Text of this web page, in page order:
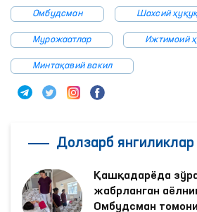
Омбудсман Шахсий
Мурожаатлар Ижтимоий
Минтақавий вакил
Долзарб янгиликлар
Қашқадарёда
жабрланган
Омбудсман